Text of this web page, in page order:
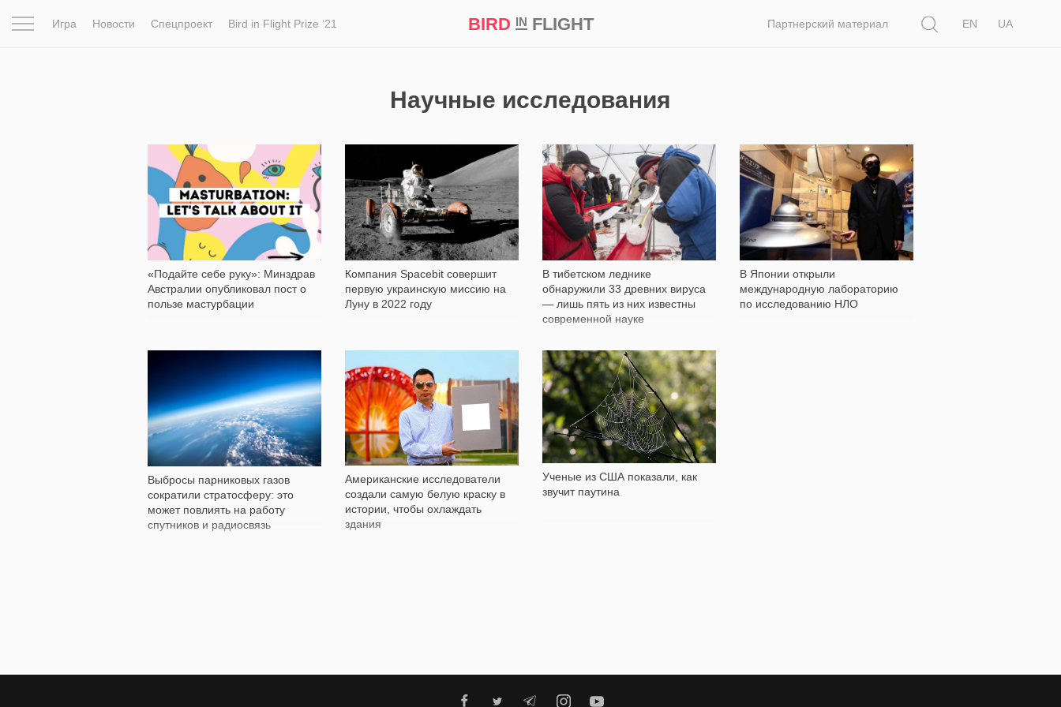
Игра Новости Спецпроект Bird in Flight Prize ‘21 BIRD INFLIGHT Партнерский материал
EN
UA
Научные исследования
«Подайте себе руку»: Минздрав
Австралии опубликовал пост о
пользе мастурбации
1 600
Компания Spacebit совершит
первую украинскую миссию на
Луну в 2022 году
В тибетском леднике
обнаружили 33 древних вируса
— лишь пять из них известны
современной науке
1 306
В Японии открыли
международную лабораторию
по исследованию НЛО
395
Выбросы парниковых газов
сократили стратосферу: это
может повлиять на работу
спутников и радиосвязь
Американские исследователи
создали самую белую краску в
истории, чтобы охлаждать
здания
8 075
Ученые из США показали, как
звучит паутина
488